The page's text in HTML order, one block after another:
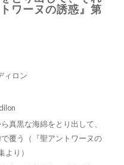
ワーヌの誘惑』第
ィロン
真黒な海綿をとり出して、
覆う（『聖アントワーヌの
より）